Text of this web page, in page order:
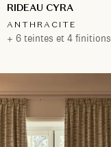
RIDEAU CYRA
ANTHRACITE
+ 6 teintes et 4 finitions